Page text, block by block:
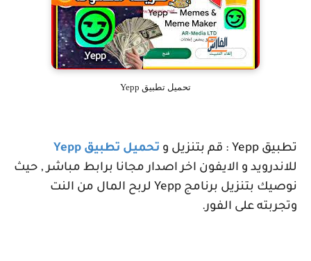
تحميل تطبيق Yepp
تطبيق Yepp : قم بتنزيل و تحميل تطبيق Yepp
للاندرويد و الايفون اخر اصدار مجانا برابط مباشر , حيث
نوصيك بتنزيل برنامج Yepp لربح المال من النت
وتجربته على الفور.